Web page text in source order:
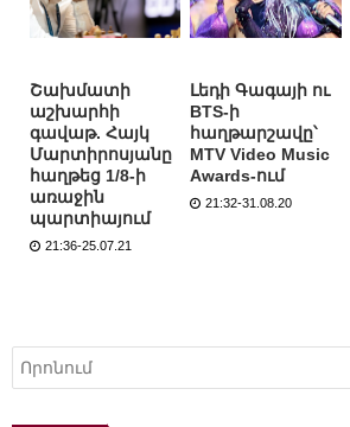
Շախմատի
աշխարհի
գավաթ. Հայկ
Մարտիրոսյանը
հաղթեց 1/8-ի
առաջին
պարտիայում
21:36-25.07.21
Լեդի Գագայի ու
BTS-ի
հաղթարշավը՝
MTV Video Music
Awards-ում
21:32-31.08.20
Որոնել